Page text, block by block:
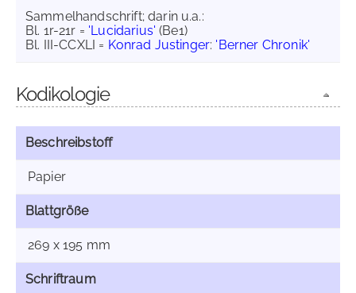
Sammelhandschrift; darin u.a.:
Bl. 1r-21r = 'Lucidarius' (Be1)
Bl. III-CCXLI = Konrad Justinger: 'Berner Chronik'
Kodikologie
Beschreibstoff
Papier
Blattgröße
269 x 195 mm
Schriftraum